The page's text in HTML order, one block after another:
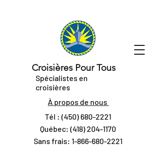
Croisières Pour Tous
Spécialistes en
croisières
À propos de nous
Tél : (450) 680-2221
Québec: (418) 204-1170
Sans frais: 1-866-680-2221